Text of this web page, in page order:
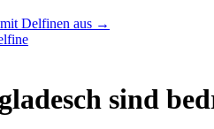
Delfinen aus →
sind